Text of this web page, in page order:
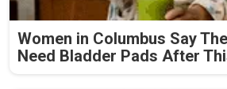
Women in Columbus Say
Need Bladder Pads After